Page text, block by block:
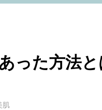
った方法
肌